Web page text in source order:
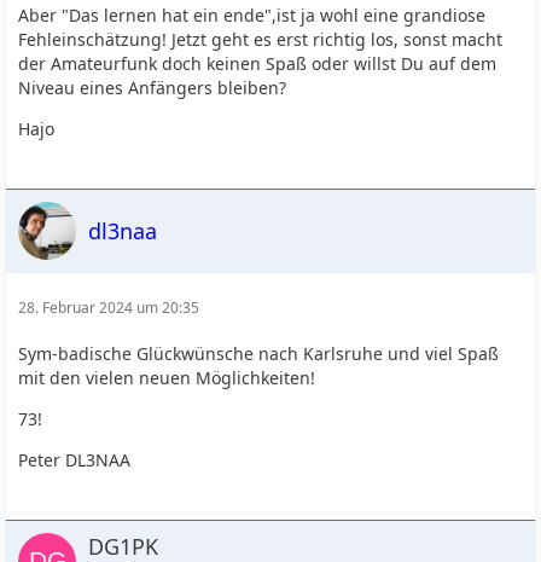
Aber "Das lernen hat ein ende",ist ja wohl eine grandiose
Fehleinschätzung! Jetzt geht es erst richtig los, sonst macht
der Amateurfunk doch keinen Spaß oder willst Du auf dem
Niveau eines Anfängers bleiben?
Hajo
dl3naa
28. Februar 2024 um 20:35
Sym-badische Glückwünsche nach Karlsruhe und viel Spaß
mit den vielen neuen Möglichkeiten!
73!
Peter DL3NAA
DG1PK